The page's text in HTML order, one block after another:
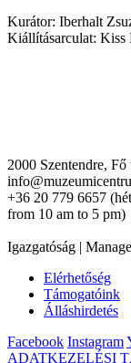
Kurátor: Iberhalt
Kiállításarculat: Kiss
2000 Szentendre, Fő
+36 20 779 6657
from 10 am to 5 pm)
Igazgatóság |
Elérhetőség
Támogatóink
Álláshirdetés
Facebook Instagram
ADATKEZELÉSI